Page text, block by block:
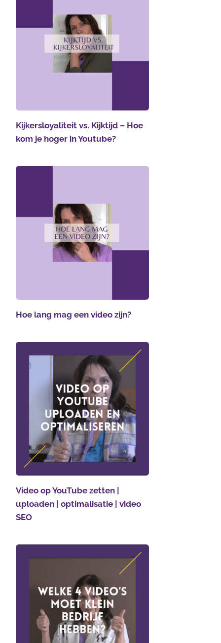
Kijkersloyaliteit vs. Kijktijd – Hoe
kom je hoger in Youtube?
Hoe lang mag een video zijn?
Video op YouTube zetten |
uploaden | optimalisatie | video
SEO